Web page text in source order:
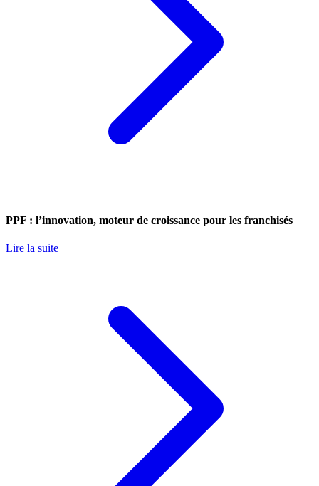
PPF : l’innovation, moteur de croissance pour les franchisés
Lire la suite